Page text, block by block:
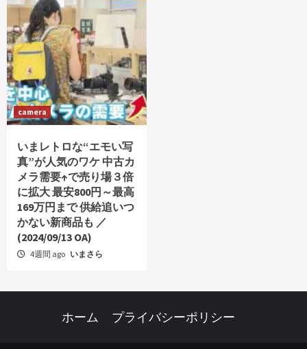
camera
いまレトロな“エモい写
真”が人気のワケ 中古カ
メラ需要↑で売り場３倍
に拡大 最安800円～最高
169万円まで 供給追いつ
かない新商品も ／
(2024/09/13 OA)
4週間 ago いまさら
ホーム プライバシーポリシー